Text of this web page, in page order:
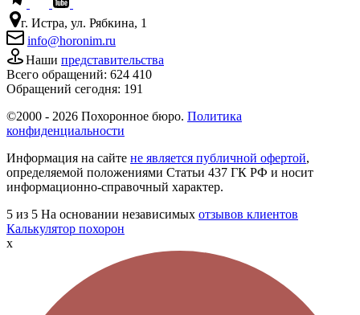
г. Истра, ул. Рябкина, 1
info@horonim.ru
Наши представительства
Всего обращений: 624 410
Обращений сегодня: 191
©2000 - 2026 Похоронное бюро. Политика
конфиденциальности
Информация на сайте не является публичной офертой,
определяемой положениями Статьи 437 ГК РФ и носит
информационно-справочный характер.
5 из 5 На основании независимых отзывов клиентов
Калькулятор похорон
x